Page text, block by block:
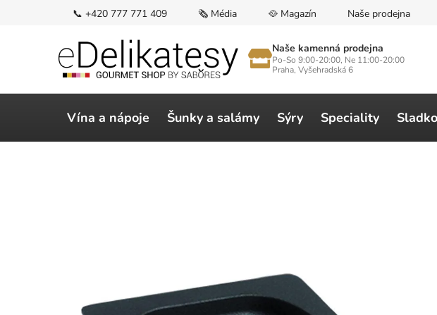
📞 +420 777 771 409 🗞️ Média 🥘 Magazín Naše prodejna
Naše kamenná prodejna
Po-So 9:00-20:00, Ne 11:00-20:00
Praha, Vyšehradská 6
Vína a nápoje Šunky a salámy Sýry Speciality